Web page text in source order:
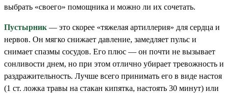
выбрать «своего» помощника и можно ли их сочетать.
Пустырник — это скорее «тяжелая артиллерия» для сердца и
нервов. Он мягко снижает давление, замедляет пульс и
снимает спазмы сосудов. Его плюс — он почти не вызывает
сонливости днем, но при этом отлично убирает тревожность и
раздражительность. Лучше всего принимать его в виде настоя
(1 ст. ложка травы на стакан кипятка, настоять 30 минут) или